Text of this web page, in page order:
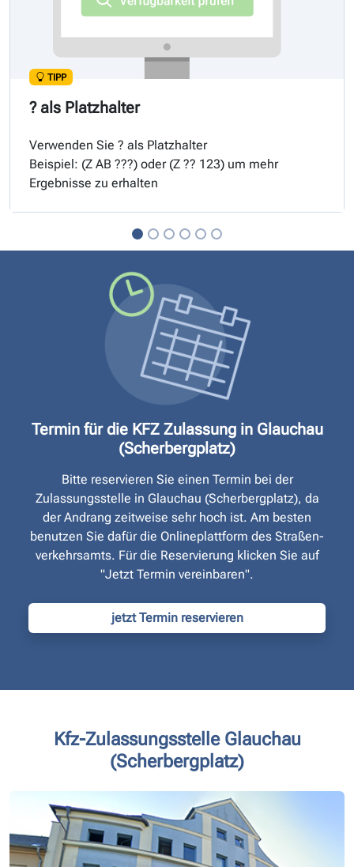
TIPP
? als Platzhalter
Verwenden Sie ? als Platzhalter
Beispiel: (Z AB ???) oder (Z ?? 123) um mehr
Ergebnisse zu erhalten
Termin für die KFZ Zulassung in Glauchau
(Scherbergplatz)
Bitte reservieren Sie einen Termin bei der
Zulassungsstelle in Glauchau (Scherbergplatz), da
der Andrang zeitweise sehr hoch ist. Am besten
benutzen Sie dafür die Onlineplattform des Straßen­
verkehrsamts. Für die Reservierung klicken Sie auf
"Jetzt Termin vereinbaren".
jetzt Termin reservieren
Kfz-Zulassungsstelle Glauchau
(Scherbergplatz)